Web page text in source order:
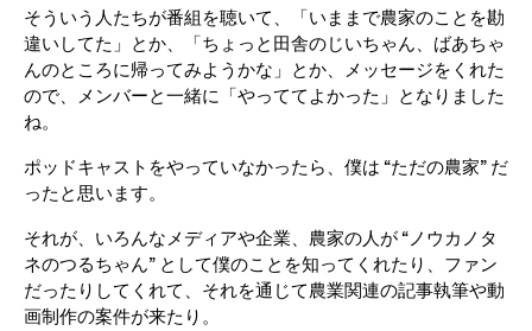
そういう人たちが番組を聴いて、「いままで農家のことを勘
違いしてた」とか、「ちょっと田舎のじいちゃん、ばあちゃ
んのところに帰ってみようかな」とか、メッセージをくれた
ので、メンバーと一緒に「やっててよかった」となりました
ね。
ポッドキャストをやっていなかったら、僕は “ただの農家” だ
ったと思います。
それが、いろんなメディアや企業、農家の人が “ノウカノタ
ネのつるちゃん” として僕のことを知ってくれたり、ファン
だったりしてくれて、それを通じて農業関連の記事執筆や動
画制作の案件が来たり。